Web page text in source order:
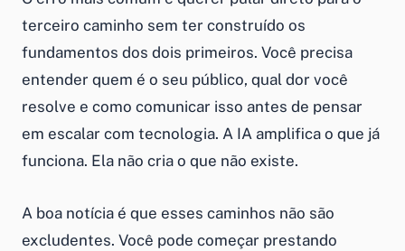
terceiro caminho sem ter construído os
fundamentos dos dois primeiros. Você precisa
entender quem é o seu público, qual dor você
resolve e como comunicar isso antes de pensar
em escalar com tecnologia. A IA amplifica o que já
funciona. Ela não cria o que não existe.
A boa notícia é que esses caminhos não são
excludentes. Você pode começar prestando